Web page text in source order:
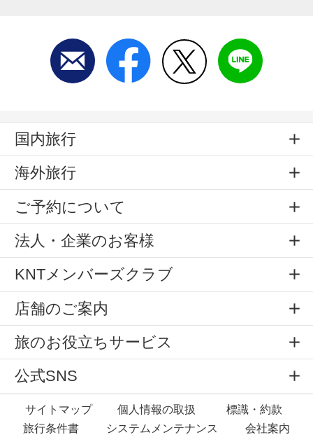
国内旅行
海外旅行
ご予約について
法人・企業のお客様
KNTメンバーズクラブ
店舗のご案内
旅のお役立ちサービス
公式SNS
サイトマップ 個人情報の取扱
標識・約款
旅行条件書
システムメンテナンス 会社案内